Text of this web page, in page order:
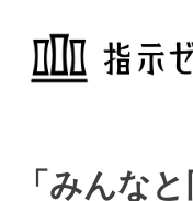
「みんな